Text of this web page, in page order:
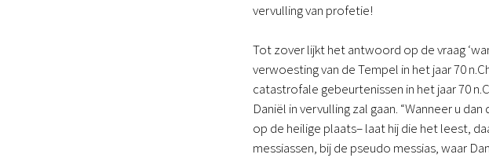
vervulling van profetie!
Tot zover lijkt het antwoord op de vraag
verwoesting van de Tempel in het jaar 70
catastrofale gebeurtenissen in het jaar 70
Daniël in vervulling zal gaan. “Wanneer u
op de heilige plaats– laat hij die het leest,
messiassen, bij de pseudo messias, waar